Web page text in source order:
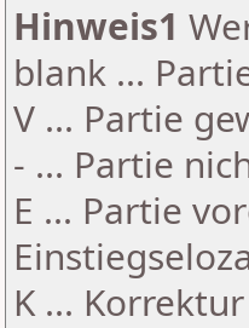
Hinweis1
blank ...
V ... Partie
- ... Partie
E ... Partie
K ...